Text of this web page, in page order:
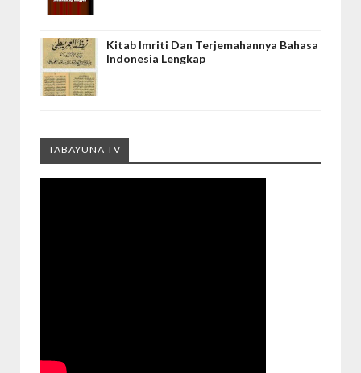
Kitab Imriti Dan Terjemahannya Bahasa
Indonesia Lengkap
TABAYUNA TV